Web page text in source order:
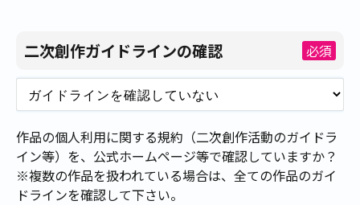
二次創作ガイドラインの確認 必須
作品の個人利用に関する規約（二次創作活動のガイドラ
イン等）を、公式ホームページ等で確認していますか？
※複数の作品を扱われている場合は、全ての作品のガイ
ドラインを確認して下さい。